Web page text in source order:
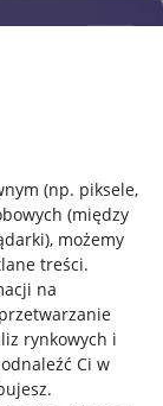
(np. piksele,
(między
, możemy
treści.
na
rynkowych i
Ci w